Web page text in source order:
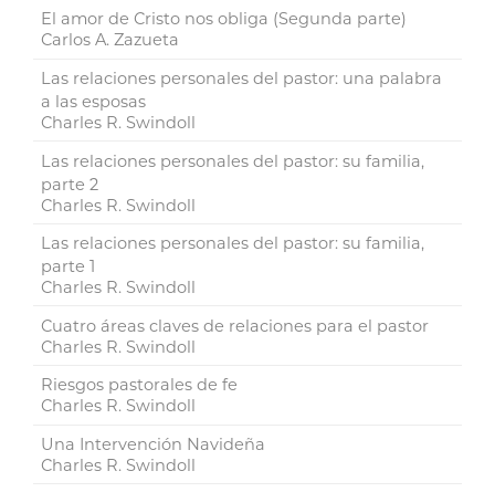
El amor de Cristo nos obliga (Segunda parte)
Carlos A. Zazueta
Las relaciones personales del pastor: una palabra
a las esposas
Charles R. Swindoll
Las relaciones personales del pastor: su familia,
parte 2
Charles R. Swindoll
Las relaciones personales del pastor: su familia,
parte 1
Charles R. Swindoll
Cuatro áreas claves de relaciones para el pastor
Charles R. Swindoll
Riesgos pastorales de fe
Charles R. Swindoll
Una Intervención Navideña
Charles R. Swindoll